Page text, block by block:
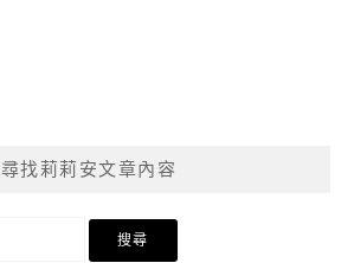
尋找莉莉安文章內容